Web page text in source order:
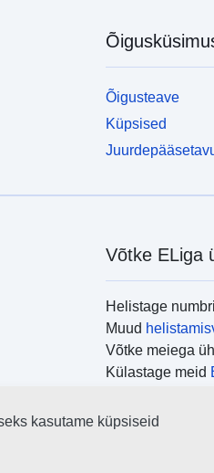
Õigusteave
Küpsised
Võtke ELiga
Helistage
Muud
Võtke meiega
Külastage meid
kasutame küpsiseid